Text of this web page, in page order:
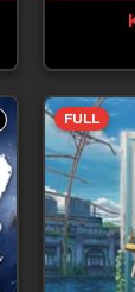
FULL